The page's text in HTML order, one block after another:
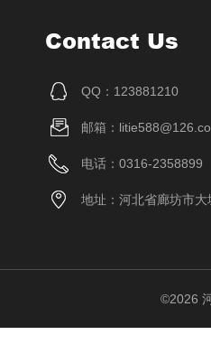
Contact Us
QQ：123881210
邮箱：
电话：0316-2358899
地址：河北省廊坊市
©2026